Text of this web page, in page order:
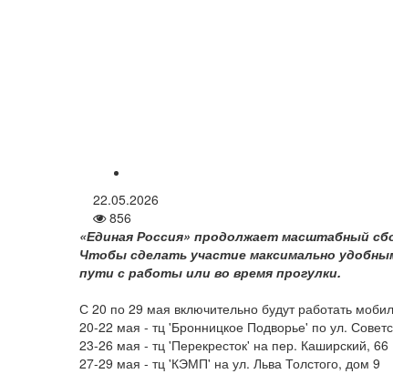
22.05.2026
856
«Единая Россия» продолжает масштабный
Чтобы сделать участие максимально
пути с работы или во время прогулки.
С 20 по 29 мая включительно будут работать
20-22 мая - тц 'Бронницкое Подворье' по ул.
23-26 мая - тц 'Перекресток' на пер. Каширский, 66
27-29 мая - тц 'КЭМП' на ул. Льва Толстого, дом 9